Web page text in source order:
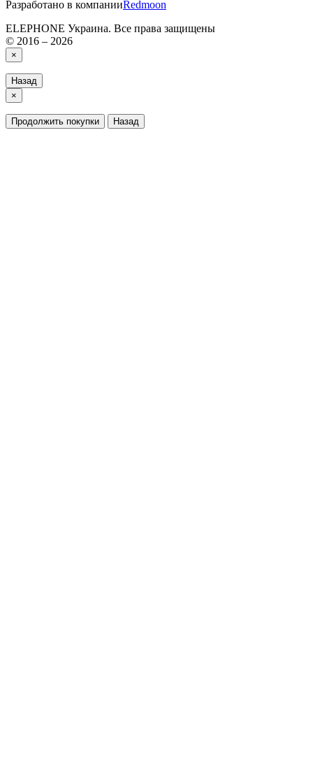
Разработано в компанииRedmoon
ELEPHONE Украина. Все права защищены
© 2016 – 2026
×
Назад
×
Продолжить покупки Назад